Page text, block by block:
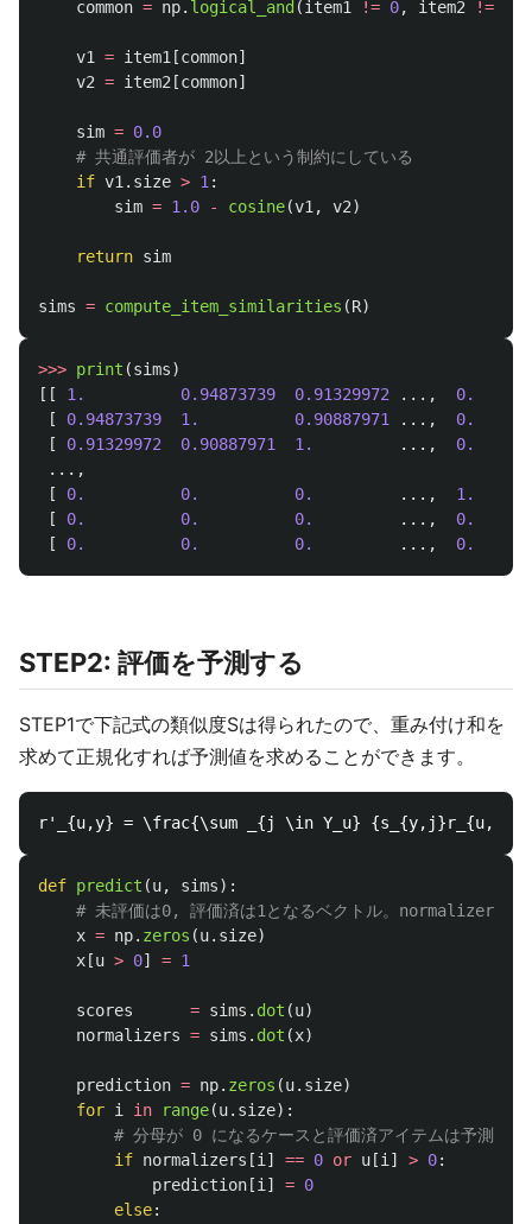
common = np. logical_and (item1 != 0, item2 !=
v1 = item1 [common]
v2 = item2 [common]
sim = 0.0
if v1 . size > 1 :
sim = 1.0 - cosine(v1 , v2)
return sim
sims = compute_item_similarities (R)
>>> print (sims)
[[
1. 0.94873739 0.91329972 ...,
0.
[
0.94873739 1. 0.90887971 ...,
0.
[
0.91329972 0.90887971 1. ...,
0.
...,
[
0. 0. 0. ...,
1.
[
0. 0. 0. ...,
0.
[
0. 0. 0. ..., 0.
STEP2: 評価を予測する
STEP1で下記式の類似度Sは得られたので、重み付け和を
求めて正規化すれば予測値を求めることができます。
def predict (u, sims):
x = np. zeros (u. size)
x [u > 0] = 1
scores = sims . dot (u)
normalizers = sims . dot (x)
prediction = np. zeros (u. size)
for i in range(u. size):
if normalizers [i ] == 0 or u [i ] > 0:
prediction [i ] = 0
else: